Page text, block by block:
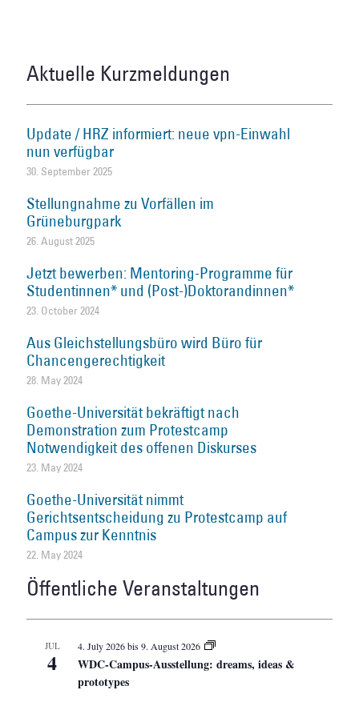
Aktuelle Kurzmeldungen
Update / HRZ informiert: neue vpn-Einwahl
nun verfügbar
30. September 2025
Stellungnahme zu Vorfällen im
Grüneburgpark
26. August 2025
Jetzt bewerben: Mentoring-Programme für
Studentinnen* und (Post-)Doktorandinnen*
23. October 2024
Aus Gleichstellungsbüro wird Büro für
Chancengerechtigkeit
28. May 2024
Goethe-Universität bekräftigt nach
Demonstration zum Protestcamp
Notwendigkeit des offenen Diskurses
23. May 2024
Goethe-Universität nimmt
Gerichtsentscheidung zu Protestcamp auf
Campus zur Kenntnis
22. May 2024
Öffentliche Veranstaltungen
JUL
4
4. July 2026bis9. August 2026
WDC-Campus-Ausstellung: dreams, ideas &
prototypes